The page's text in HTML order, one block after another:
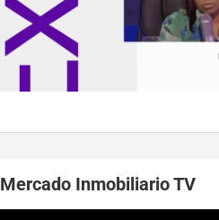
Mercado Inmobiliario TV